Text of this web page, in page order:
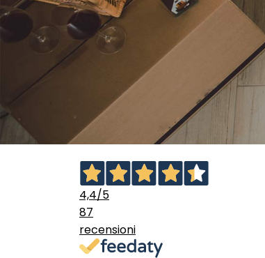
4,4/5
87
recensioni